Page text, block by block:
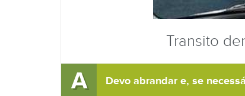
Transito
A Devo abrandar e, se